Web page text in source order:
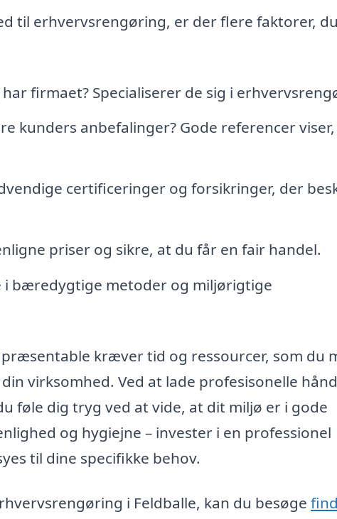
til erhvervsrengøring, er der flere faktorer,
firmaet? Specialiserer de sig i
kunders anbefalinger? Gode referencer
certificeringer og forsikringer, der
priser og sikre, at du får en fair handel.
i bæredygtige metoder og miljørigtige
kræver tid og ressourcer, som du
virksomhed. Ved at lade profesisonelle
føle dig tryg ved at vide, at dit miljø er i gode
og hygiejne – invester i en professionel
til dine specifikke behov.
i Feldballe, kan du besøge